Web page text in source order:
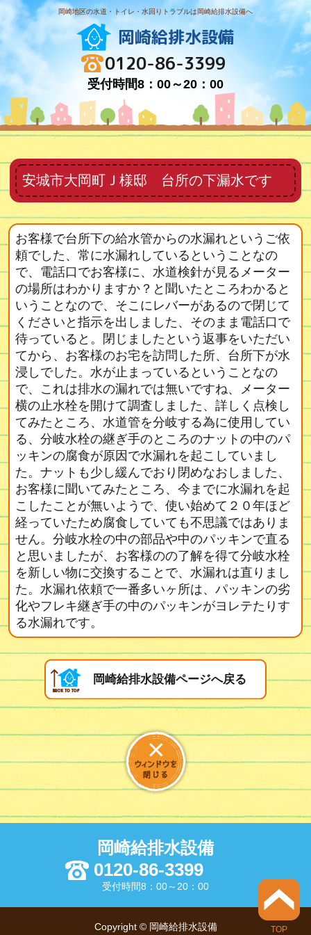
岡崎地区の水道・トイレ・水回りトラブルは岡崎給排水設備へ
岡崎給排水設備
0120-86-3399
受付時間8：00～20：00
TOP
安城市大岡町Ｊ様邸 台所の下漏水です
お客様で台所下の給水管からの水漏れというご依
頼でした、常に水漏れしているということなの
で、電話口でお客様に、水道検針が見るメーター
の場所はわかりますか？と聞いたところわかると
いうことなので、そこにレバーがあるので閉じて
くださいと指示を出しました、そのまま電話口で
待っていると。閉じましたという返事をいただい
てから、お客様のお宅を訪問した所、台所下が水
浸しでした。水が止まっているということなの
で、これは排水の漏れでは無いですね、メーター
横の止水栓を開けて調査しました、詳しく点検し
てみたところ、水道管を分岐する為に使用してい
る、分岐水栓の継ぎ手のところのナットの中のパ
ッキンの腐食が原因で水漏れを起こしていまし
た。ナットも少し緩んでおり閉めなおしました、
お客様に聞いてみたところ、今までに水漏れを起
こしたことが無いようで、使い始めて２０年ほど
経っていたため腐食していても不思議ではありま
せん。分岐水栓の中の部品や中のパッキンで直る
と思いましたが、お客様のの了解を得て分岐水栓
を新しい物に交換することで、水漏れは直りまし
た。水漏れ依頼で一番多いヶ所は、パッキンの劣
化やフレキ継ぎ手の中のパッキンがヨレテたりす
る水漏れです。
岡崎給排水設備ページへ戻る
岡崎給排水設備
0120-86-3399
受付時間8：00～20：00
Copyright © 岡崎給排水設備